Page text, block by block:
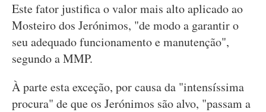
Este fator justifica o valor mais alto aplicado ao
Mosteiro dos Jerónimos, "de modo a garantir o
seu adequado funcionamento e manutenção",
segundo a MMP.
À parte esta exceção, por causa da "intensíssima
procura" de que os Jerónimos são alvo, "passam a